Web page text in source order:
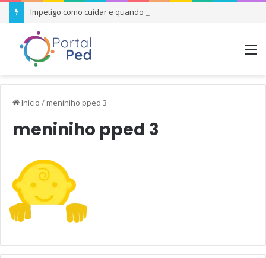
Impetigo como cuidar e quando se preocupar
Início / meniniho pped 3
meniniho pped 3